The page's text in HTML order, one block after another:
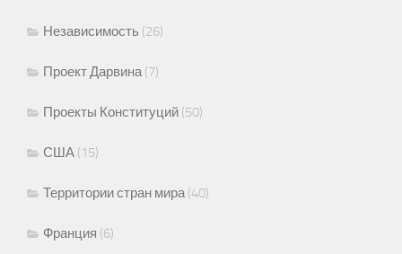
Независимость (26)
Проект Дарвина(7)
Проекты Конституций (50)
США (15)
Территории стран мира(40)
Франция (6)